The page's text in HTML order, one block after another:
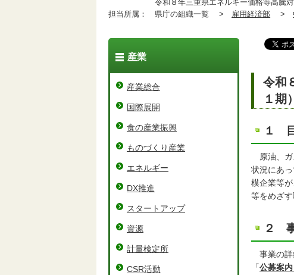
令和８年三重県エネルギー価格等高騰
担当所属：
県庁の組織一覧 > 雇用経済部 >
令和
１期
１
原油、ガ
状況にあ
模企業等
等をめざ
２
事業の詳
「公募案内
産業
産業総合
国際展開
食の産業振興
ものづくり産業
エネルギー
DX推進
スタートアップ
資源
計量検定所
CSR活動